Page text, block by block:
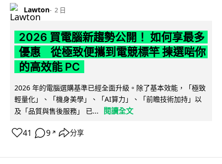
Lawton 2 日
2026 買電腦新趨勢公開！ 如何享最多
優惠 從極致便攜到電競標竿 揀選啱你
的高效能 PC
2026 年的電腦選購基準已經全面升級。除了基本效能，「極致
輕量化」、「機身美學」、「AI算力」、「前瞻技術加持」以
及「品質與售後服務」 已...
閱讀全文
41 9 ↗ 分享